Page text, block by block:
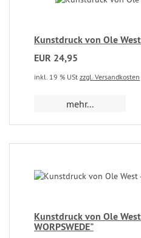
Kunstdruck von Ole
EUR 24,95
inkl. 19 % USt zzgl. Versandkosten
mehr...
Kunstdruck von Ole
WORPSWEDE"